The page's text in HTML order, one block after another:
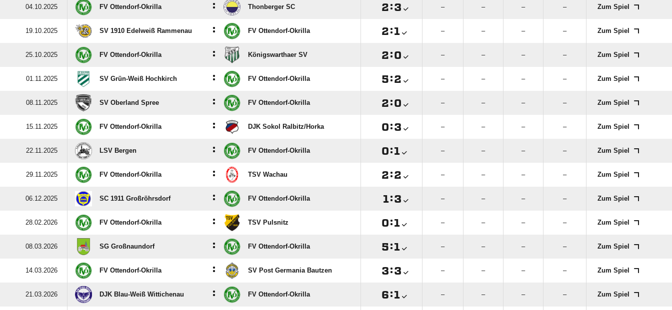
04.10.2025 FV Ottendorf-Okrilla : Thonberger SC : – – – – Zum Spiel
19.10.2025 SV 1910 Edelweiß Rammenau : FV Ottendorf-Okrilla : – – – – Zum Spiel
25.10.2025 FV Ottendorf-Okrilla : Königswarthaer SV : – – – – Zum Spiel
01.11.2025 SV Grün-Weiß Hochkirch : FV Ottendorf-Okrilla : – – – – Zum Spiel
08.11.2025 SV Oberland Spree : FV Ottendorf-Okrilla : – – – – Zum Spiel
15.11.2025 FV Ottendorf-Okrilla : DJK Sokol Ralbitz/​Horka : – – – – Zum Spiel
22.11.2025 LSV Bergen : FV Ottendorf-Okrilla : – – – – Zum Spiel
29.11.2025 FV Ottendorf-Okrilla : TSV Wachau : – – – – Zum Spiel
06.12.2025 SC 1911 Großröhrsdorf : FV Ottendorf-Okrilla : – – – – Zum Spiel
28.02.2026 FV Ottendorf-Okrilla : TSV Pulsnitz : – – – – Zum Spiel
08.03.2026 SG Großnaundorf : FV Ottendorf-Okrilla : – – – – Zum Spiel
14.03.2026 FV Ottendorf-Okrilla : SV Post Germania Bautzen : – – – – Zum Spiel
21.03.2026 DJK Blau-Weiß Wittichenau : FV Ottendorf-Okrilla : – – – – Zum Spiel